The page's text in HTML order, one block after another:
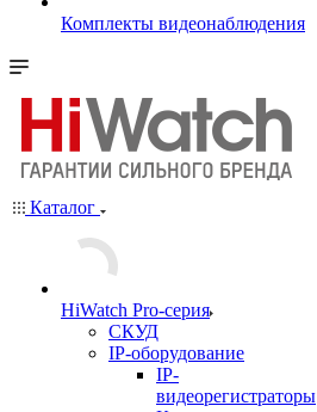
Комплекты видеонаблюдения
Каталог
HiWatch Pro-серия
CКУД
IP-оборудование
IP-
видеорегистраторы